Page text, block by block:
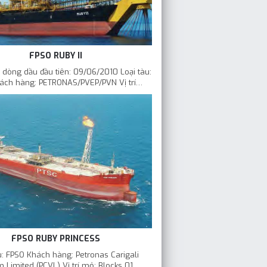
FPSO RUBY II
dòng dầu đầu tiên: 09/06/2010 Loại tàu:
hàng: PETRONAS/PVEP/PVN Vị trí…
FPSO RUBY PRINCESS
FPSO Khách hàng: Petronas Carigali